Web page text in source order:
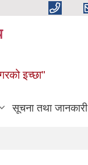
इच्छा"
सूचना तथा जानकारी